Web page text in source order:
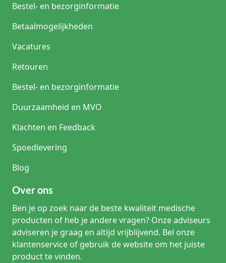
Bestel- en bezorginformatie
Betaalmogelijkheden
Vacatures
Retouren
Bestel- en bezorginformatie
Duurzaamheid en MVO
Klachten en Feedback
Spoedlevering
Blog
Over ons
Ben je op zoek naar de beste kwaliteit medische
producten of heb je andere vragen? Onze adviseurs
adviseren je graag en altijd vrijblijvend. Bel onze
klantenservice of gebruik de website om het juiste
product te vinden.